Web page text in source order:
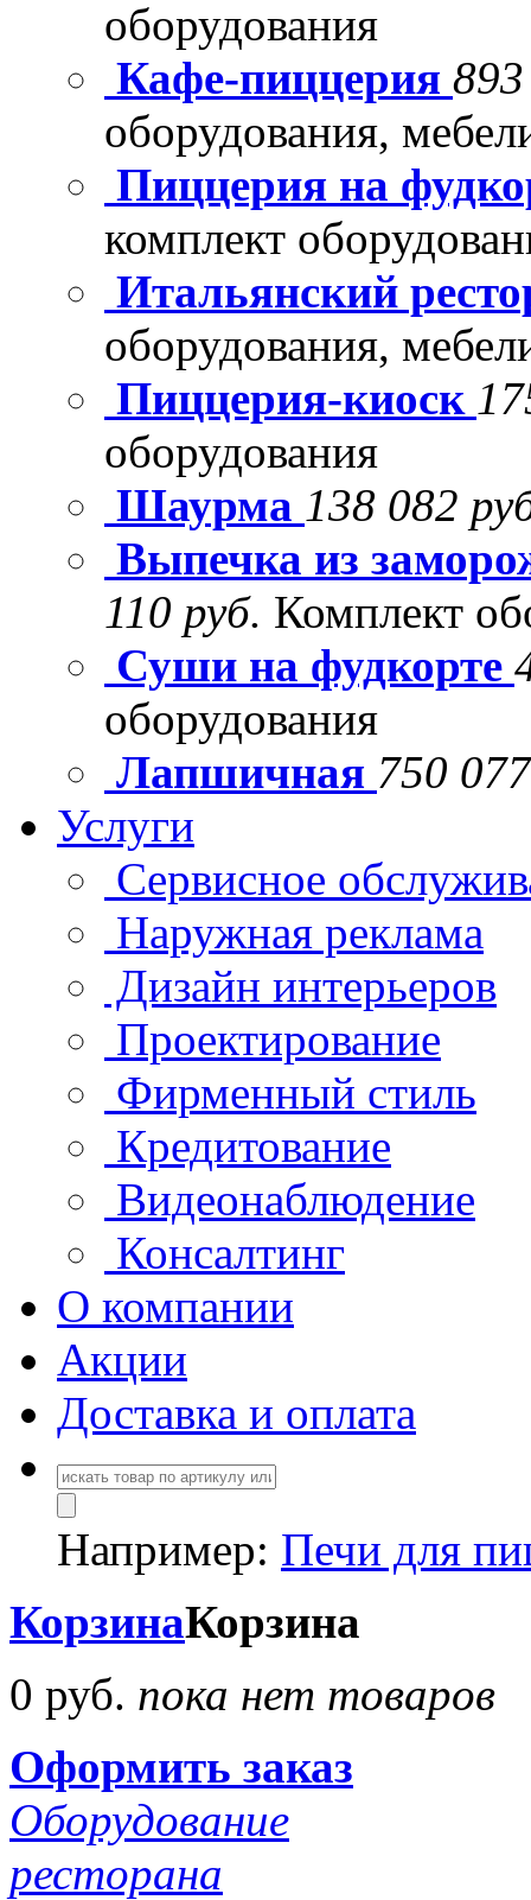
оборудования
Кафе-пиццерия
оборудования,
Пиццерия на
комплект
Итальянский
оборудования,
Пиццерия-киоск
оборудования
Шаурма 138 082
Выпечка из
110 руб. Комплект
Суши на фудкорте
оборудования
Лапшичная 750
Услуги
Сервисное
Наружная реклама
Дизайн интерьеров
Проектирование
Фирменный стиль
Кредитование
Видеонаблюдение
Консалтинг
О компании
Акции
Доставка и оплата
Например: Печи для
КорзинаКорзина
0 руб. пока нет товаров
Оформить заказ
Оборудование
ресторана